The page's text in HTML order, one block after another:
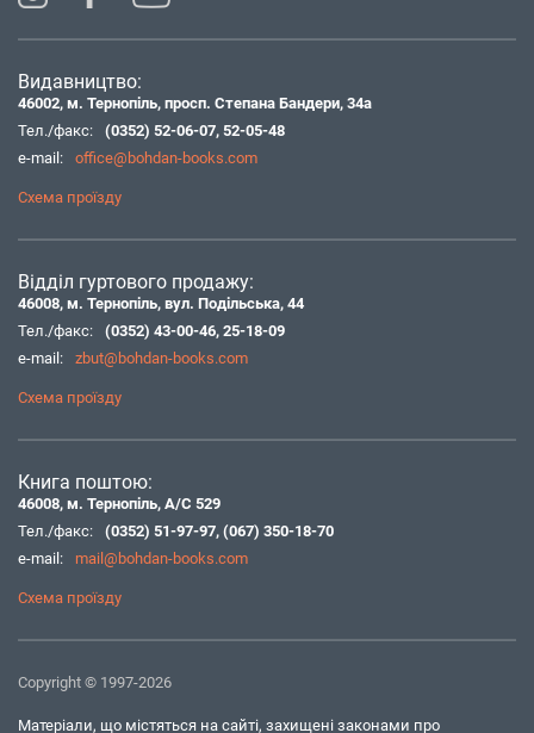
Видавництво:
46002, м. Тернопіль, просп. Степана Бандери, 34а
Тел./факс:
(0352) 52-06-07, 52-05-48
e-mail:
office@bohdan-books.com
Схема проїзду
Відділ гуртового продажу:
46008, м. Тернопіль, вул. Подільська, 44
Тел./факс:
(0352) 43-00-46, 25-18-09
e-mail:
zbut@bohdan-books.com
Схема проїзду
Книга поштою:
46008, м. Тернопіль, А/С 529
Тел./факс:
(0352) 51-97-97, (067) 350-18-70
e-mail:
mail@bohdan-books.com
Схема проїзду
Copyright © 1997-2026
Матеріали, що містяться на сайті, захищені законами про